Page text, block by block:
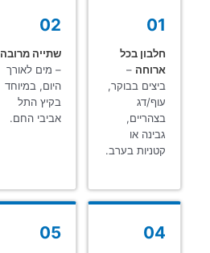
01
חלבון בכל
ארוחה –
ביצים בבוקר,
עוף/דג
בצהריים,
גבינה או
קטניות בערב.
02
שתייה מרובה
– מים לאורך
היום, במיוחד
בקיץ התל
אביבי החם.
04
05